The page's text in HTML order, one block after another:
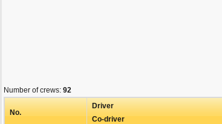
Number of crews: 92
No.
Driver
Co-driver